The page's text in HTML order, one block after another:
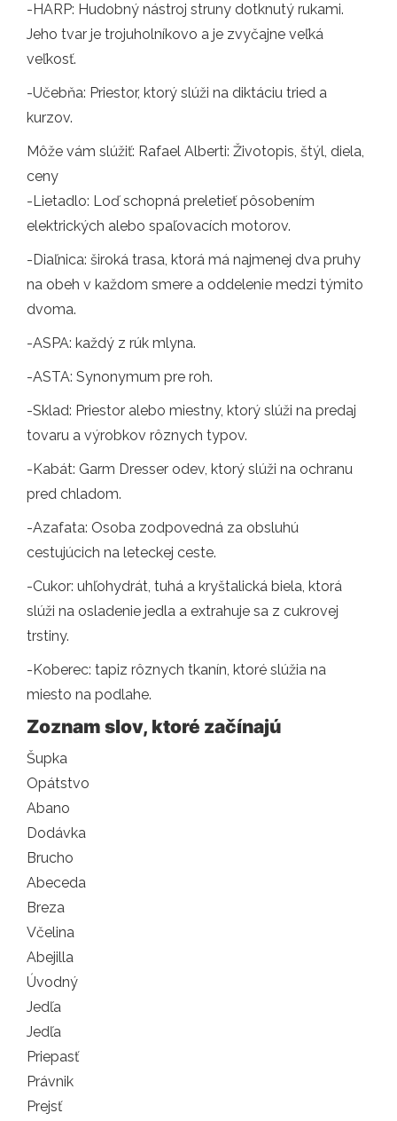
-HARP: Hudobný nástroj struny dotknutý rukami.
Jeho tvar je trojuholníkovo a je zvyčajne veľká
veľkosť.
-Učebňa: Priestor, ktorý slúži na diktáciu tried a
kurzov.
Môže vám slúžiť: Rafael Alberti: Životopis, štýl, diela,
ceny
-Lietadlo: Loď schopná preletieť pôsobením
elektrických alebo spaľovacích motorov.
-Diaľnica: široká trasa, ktorá má najmenej dva pruhy
na obeh v každom smere a oddelenie medzi týmito
dvoma.
-ASPA: každý z rúk mlyna.
-ASTA: Synonymum pre roh.
-Sklad: Priestor alebo miestny, ktorý slúži na predaj
tovaru a výrobkov rôznych typov.
-Kabát: Garm Dresser odev, ktorý slúži na ochranu
pred chladom.
-Azafata: Osoba zodpovedná za obsluhú
cestujúcich na leteckej ceste.
-Cukor: uhľohydrát, tuhá a kryštalická biela, ktorá
slúži na osladenie jedla a extrahuje sa z cukrovej
trstiny.
-Koberec: tapiz rôznych tkanín, ktoré slúžia na
miesto na podlahe.
Zoznam slov, ktoré začínajú
Šupka
Opátstvo
Abano
Dodávka
Brucho
Abeceda
Breza
Včelina
Abejilla
Úvodný
Jedľa
Jedľa
Priepasť
Právnik
Prejsť